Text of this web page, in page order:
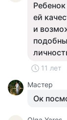
ей
и
11 лет
Мастер
Ок